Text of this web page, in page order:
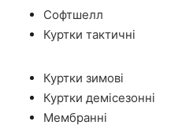
Софтшелл
Куртки тактичні
Куртки зимові
Куртки демісезонні
Мембранні